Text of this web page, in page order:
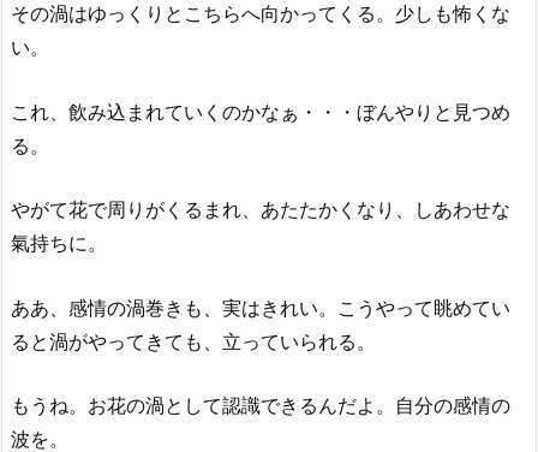
その渦はゆっくりとこちらへ向かってくる。少しも怖くな
い。
これ、飲み込まれていくのかなぁ・・・ぼんやりと見つめ
る。
やがて花で周りがくるまれ、あたたかくなり、しあわせな
氣持ちに。
ああ、感情の渦巻きも、実はきれい。こうやって眺めてい
ると渦がやってきても、立っていられる。
もうね。お花の渦として認識できるんだよ。自分の感情の
波を。